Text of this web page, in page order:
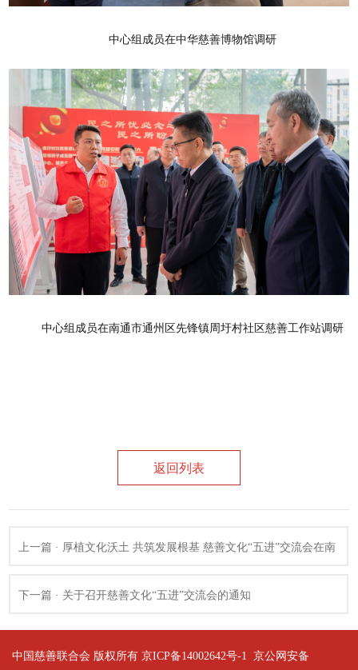
中心组成员在中华慈善博物馆调研
中心组成员在南通市通州区先锋镇周圩村社区慈善工作站调研
返回列表
上一篇 · 厚植文化沃土 共筑发展根基 慈善文化“五进”交流会在南
通成功举办
下一篇 · 关于召开慈善文化“五进”交流会的通知
中国慈善联合会 版权所有 京ICP备14002642号-1 京公网安备